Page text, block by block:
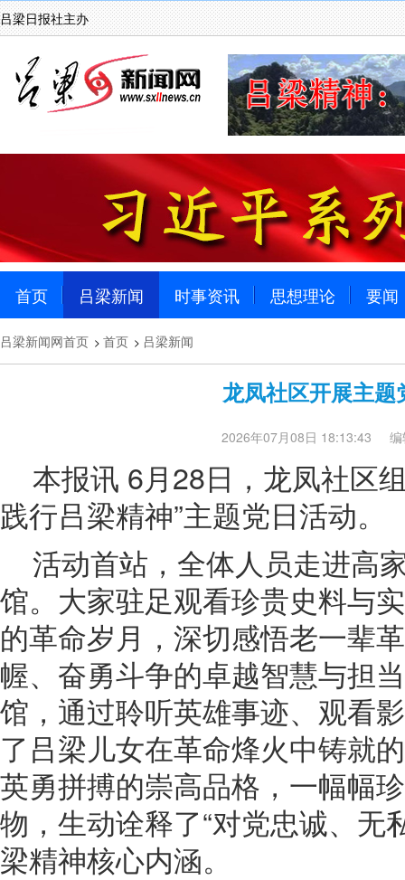
吕梁日报社主办
首页 吕梁新闻 时事资讯 思想理论 要闻
吕梁新闻网首页 > 首页 > 吕梁新闻
龙凤社区开展主题
2026年07月08日 18:13:43
本报讯 6月28日，龙凤社区
践行吕梁精神”主题党日活动。
活动首站，全体人员走进高
馆。大家驻足观看珍贵史料与
的革命岁月，深切感悟老一辈
幄、奋勇斗争的卓越智慧与担
馆，通过聆听英雄事迹、观看
了吕梁儿女在革命烽火中铸就
英勇拼搏的崇高品格，一幅幅
物，生动诠释了“对党忠诚、无
梁精神核心内涵。